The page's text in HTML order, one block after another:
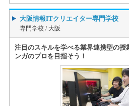
大阪情報ITクリエイター専門学校
専門学校 / 大阪
注目のスキルを学べる業界連携型の
ンガのプロを目指そう！